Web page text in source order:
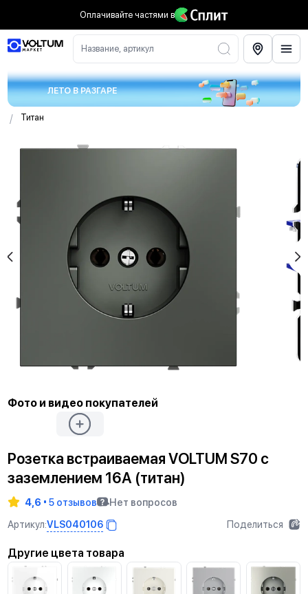
Оплачивайте частями в
Название, артикул
ЛЕТО В РАЗГАРЕ
/ Титан
Фото и видео покупателей
Розетка встраиваемая VOLTUM S70 с
заземлением 16А (титан)
4,6 5 отзывов
Нет вопросов
Артикул:VLS040106 Поделиться
Другие цвета товара